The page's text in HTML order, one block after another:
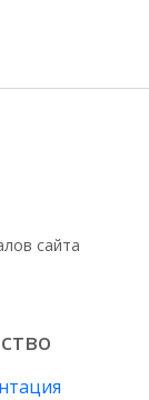
сайта